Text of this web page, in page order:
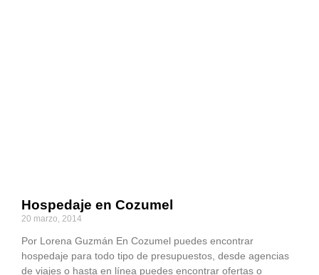
Hospedaje en Cozumel
20 marzo, 2014
Por Lorena Guzmán En Cozumel puedes encontrar
hospedaje para todo tipo de presupuestos, desde agencias
de viajes o hasta en línea puedes encontrar ofertas o